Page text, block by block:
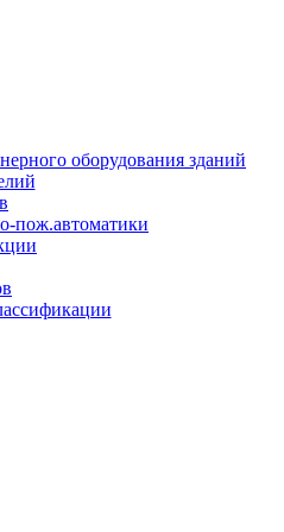
оборудования зданий
пож.автоматики